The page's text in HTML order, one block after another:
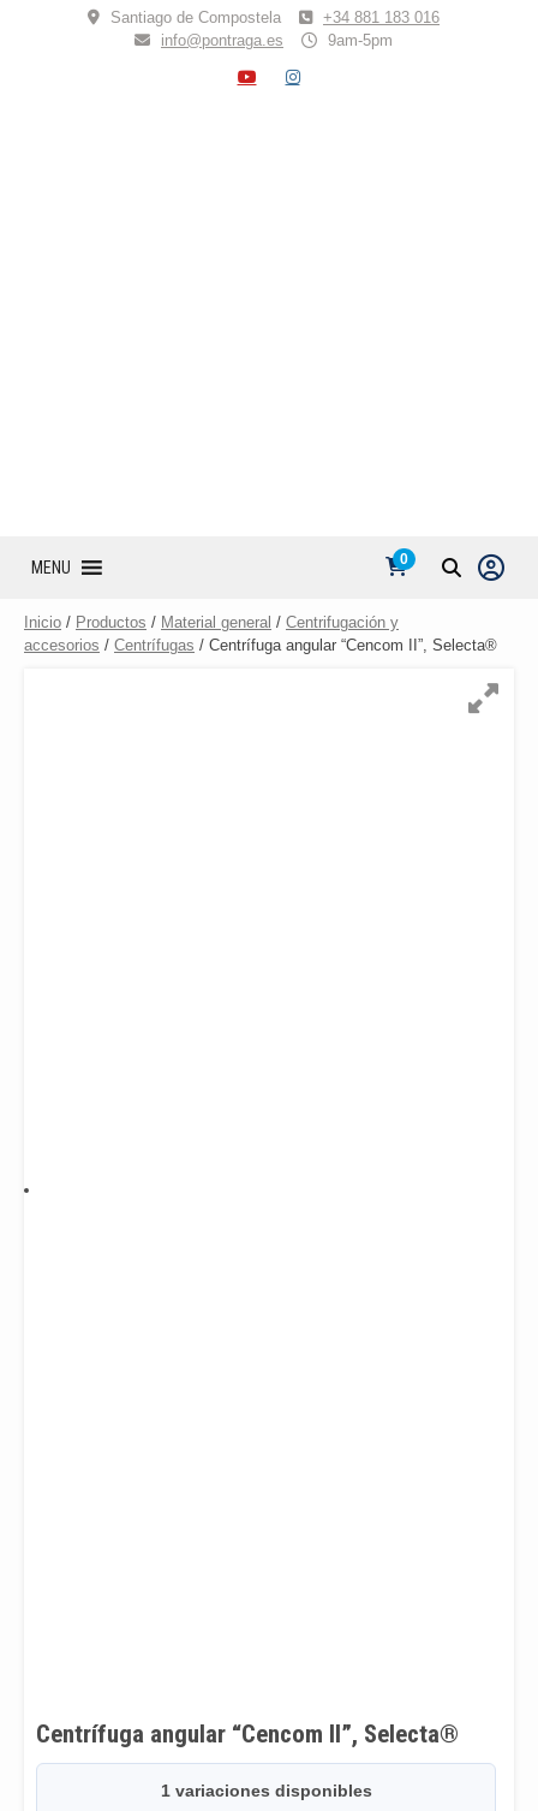
Santiago de Compostela
+34 881 183 016
info@pontraga.es
9am-5pm
YOUTUBE
INSTAGRAM
MENU 0
Inicio / Productos / Material general / Centrifugación y
accesorios / Centrífugas / Centrífuga angular “Cencom II”, Selecta®
Centrífuga angular “Cencom II”, Selecta®
1 variaciones disponibles